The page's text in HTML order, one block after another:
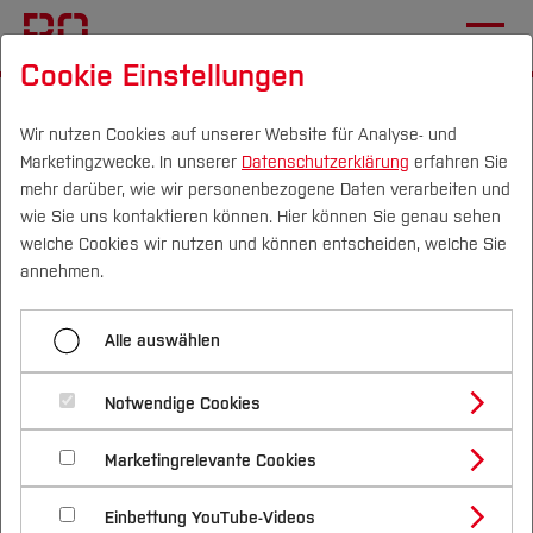
Campus Personen DE|EN Quicklinks
Studium
Studienangebote
Bachelorstudiengänge
Masterstudiengänge
Vor dem Studium
Bewerben & Einschreiben
Bewerbungsportal
Im Studium
Studienbüros und Prüfungen
Nach dem Studium
Forschung & Transfer
Profil
Forschungs- und Transferprofil
Schwerpunkte (FuT)
Beratung & Förderung
Nachhaltigkeit
Nachhaltigkeit studieren
International
Hochschulkommunikation
Pressemitteilungen
Menü aufklappen
2025
2024
2023
2022
Hoch und weit hinaus
08.04.2024PRESSEMITTEILUNG, Mechatronik und
Maschinenbau (FB M)
Hochschule Bochum, AMSAT-
Cookie Einstellungen
Wir nutzen Cookies auf unserer Website für Analyse- und
Marketingzwecke. In unserer Datenschutzerklärung erfahren Sie
mehr darüber, wie wir personenbezogene Daten verarbeiten und
wie Sie uns kontaktieren können. Hier können Sie genau sehen
welche Cookies wir nutzen und können entscheiden, welche Sie
annehmen.
Alle auswählen
Notwendige Cookies
Marketingrelevante Cookies
Einbettung YouTube-Videos